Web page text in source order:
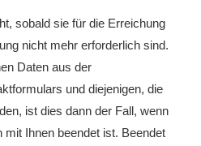
sobald sie für die Erreichung
nicht mehr erforderlich sind.
Daten aus der
und diejenigen, die
ist dies dann der Fall, wenn
mit Ihnen beendet ist. Beendet